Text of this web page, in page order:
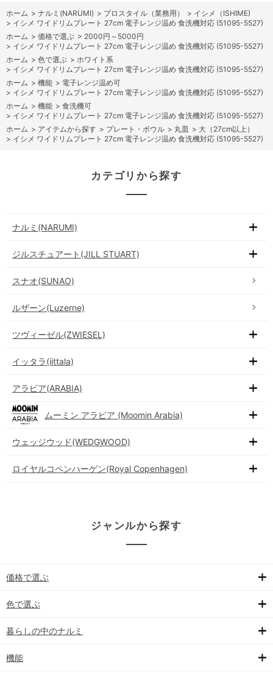
ホーム > ナルミ(NARUMI) > プロスタイル（業務用） > イシメ（ISHIME)
> イシメ ワイドリムプレート 27cm 電子レンジ温め 食洗機対応 (51095-5527)
ホーム > 価格で選ぶ > 2000円～5000円
> イシメ ワイドリムプレート 27cm 電子レンジ温め 食洗機対応 (51095-5527)
ホーム > 色で選ぶ > ホワイト系
> イシメ ワイドリムプレート 27cm 電子レンジ温め 食洗機対応 (51095-5527)
ホーム > 機能 > 電子レンジ温め可
> イシメ ワイドリムプレート 27cm 電子レンジ温め 食洗機対応 (51095-5527)
ホーム > 機能 > 食洗機可
> イシメ ワイドリムプレート 27cm 電子レンジ温め 食洗機対応 (51095-5527)
ホーム > アイテムから探す > プレート・ボウル > 丸皿 > 大（27cm以上）
> イシメ ワイドリムプレート 27cm 電子レンジ温め 食洗機対応 (51095-5527)
カテゴリから探す
ナルミ(NARUMI)
ジルスチュアート(JILL STUART)
スナオ(SUNAO)
ルザーン(Luzerne)
ツヴィーゼル(ZWIESEL)
イッタラ(iittala)
アラビア(ARABIA)
ムーミン アラビア (Moomin Arabia)
ウェッジウッド(WEDGWOOD)
ロイヤルコペンハーゲン(Royal Copenhagen)
ジャンルから探す
価格で選ぶ
色で選ぶ
暮らしの中のナルミ
機能